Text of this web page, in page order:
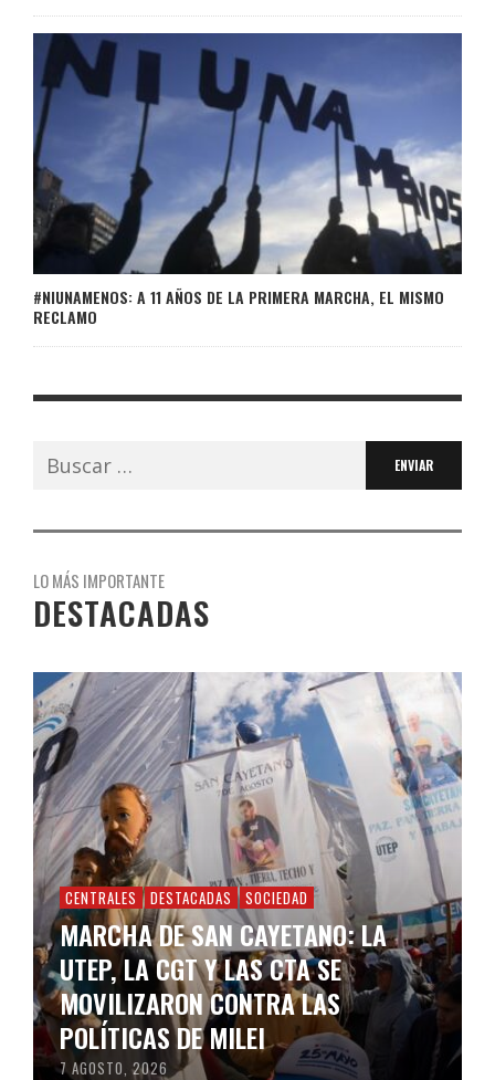
#NIUNAMENOS: A 11 AÑOS DE LA PRIMERA MARCHA, EL MISMO
RECLAMO
Buscar:
LO MÁS IMPORTANTE
DESTACADAS
CENTRALES DESTACADAS SOCIEDAD
MARCHA DE SAN CAYETANO: LA
UTEP, LA CGT Y LAS CTA SE
MOVILIZARON CONTRA LAS
POLÍTICAS DE MILEI
7 AGOSTO, 2026